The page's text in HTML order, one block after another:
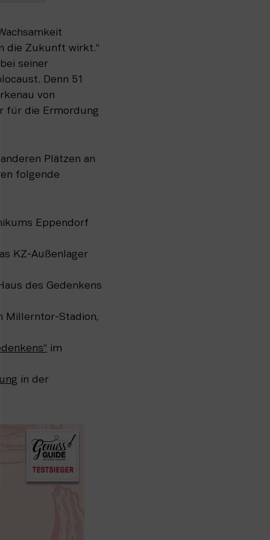
die Zukunft wirkt.“
seiner
Denn 51
von
für die Ermordung
Plätzen an
folgende
Eppendorf
KZ-Außenlager
des Gedenkens
Millerntor-Stadion,
im
in der